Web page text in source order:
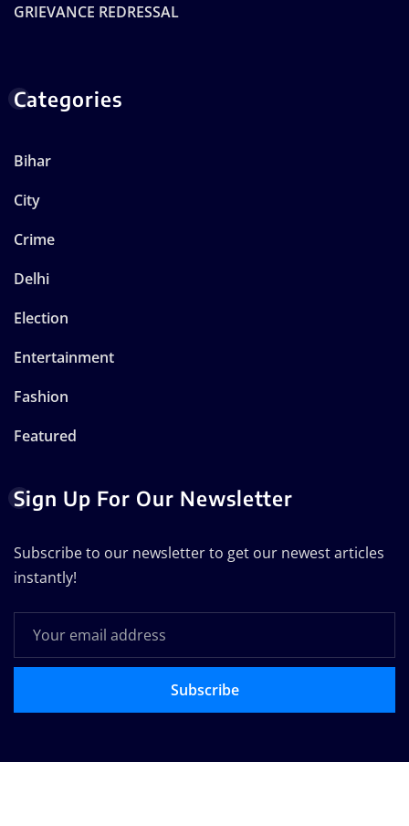
GRIEVANCE REDRESSAL
Categories
Bihar
City
Crime
Delhi
Election
Entertainment
Fashion
Featured
Sign Up For Our Newsletter
Subscribe to our newsletter to get our newest articles
instantly!
Subscribe